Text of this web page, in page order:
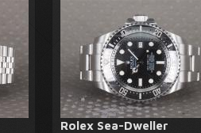
Rolex Sea-Dweller